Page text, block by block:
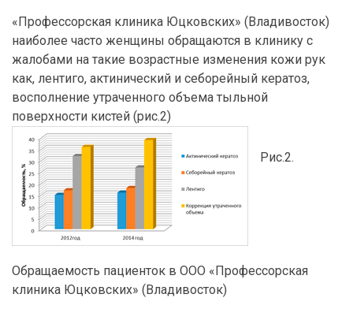
«Профессорская клиника Юцковских» (Владивосток)
наиболее часто женщины обращаются в клинику с
жалобами на такие возрастные изменения кожи рук
как, лентиго, актинический и себорейный кератоз,
восполнение утраченного объема тыльной
поверхности кистей (рис.2)
Рис.2.
Обращаемость пациенток в ООО «Профессорская
клиника Юцковских» (Владивосток)